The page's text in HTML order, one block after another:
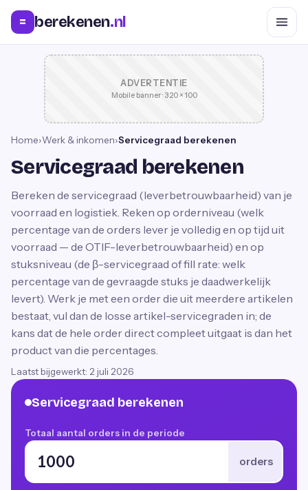
= berekenen.nl
ADVERTENTIE
Mobile banner · 320 × 100
Home›Werk & inkomen›Servicegraad berekenen
Servicegraad berekenen
Bereken de servicegraad (leverbetrouwbaarheid) van je
voorraad en logistiek. Reken op orderniveau (welk
percentage van de orders lever je volledig en op tijd uit
voorraad — de OTIF-leverbetrouwbaarheid) en op
stuksniveau (de β-servicegraad of fill rate: welk
percentage van de gevraagde stuks je daadwerkelijk
levert). Werk je met een order die uit meerdere artikelen
bestaat, vul dan de losse artikel-servicegraden in; de
kans dat de hele order direct compleet uitgaat is dan het
product van die percentages.
Laatst bijgewerkt: 2 juli 2026
Servicegraad berekenen
Totaal aantal orders in de periode
orders